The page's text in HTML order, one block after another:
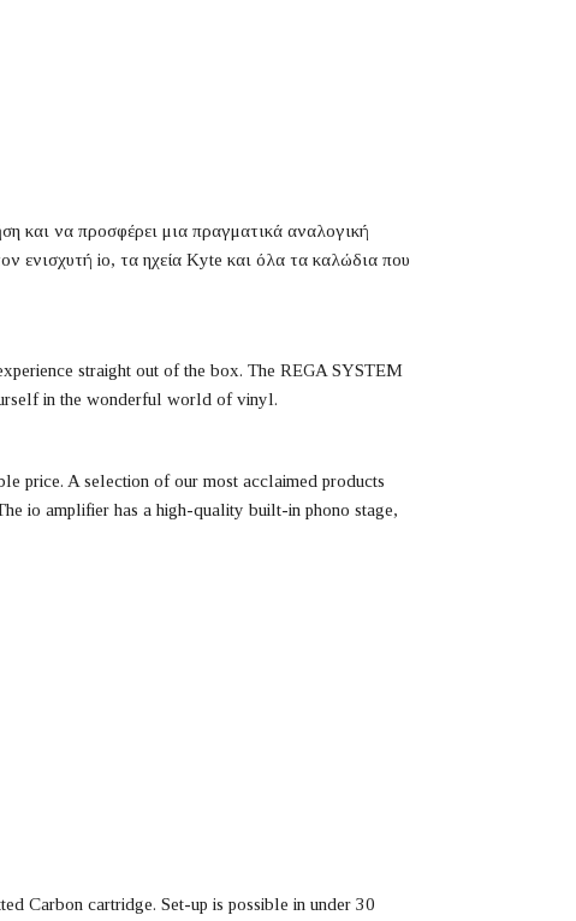
και να προσφέρει μια πραγματικά αναλογική
ενισχυτή io, τα ηχεία Kyte και όλα τα καλώδια που
straight out of the box. The REGA SYSTEM
in the wonderful world of vinyl.
price. A selection of our most acclaimed products
io amplifier has a high-quality built-in phono stage,
Carbon cartridge. Set-up is possible in under 30